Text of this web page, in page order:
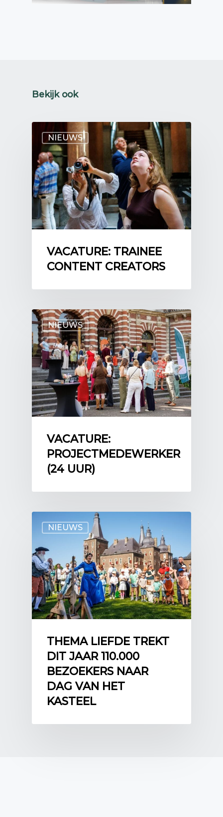
Bekijk ook
NIEUWS
VACATURE: TRAINEE
CONTENT CREATORS
NIEUWS
VACATURE:
PROJECTMEDEWERKER
(24 UUR)
NIEUWS
THEMA LIEFDE TREKT
DIT JAAR 110.000
BEZOEKERS NAAR
DAG VAN HET
KASTEEL